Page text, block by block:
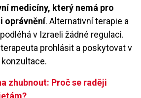
medicíny, který nemá pro
oprávnění. Alternativní terapie a
v Izraeli žádné regulaci.
prohlásit a poskytovat v
zhubnout: Proč se raději